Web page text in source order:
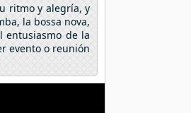
ritmo y alegría, y
la bossa nova,
entusiasmo de la
evento o reunión